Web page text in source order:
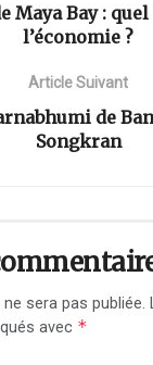
Maya Bay :
l’économie ?
Article Suivant
de
Songkran
sera pas publiée.
avec *